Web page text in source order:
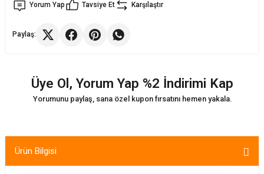
Sandalye
Yorum Yap Tavsiye Et Karşılaştır
Paylaş:
Üye Ol, Yorum Yap %2 İndirimi Kap
Yorumunu paylaş, sana özel kupon fırsatını hemen yakala.
Ürün Bilgisi